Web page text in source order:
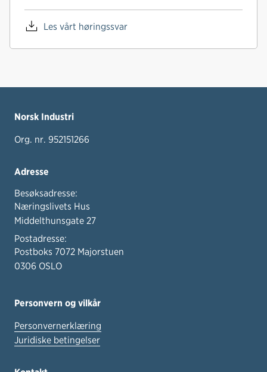
k
n
Les vårt høringssvar
Norsk Industri
Org. nr. 952151266
Adresse
Besøksadresse:
Næringslivets Hus
Middelthunsgate 27
Postadresse:
Postboks 7072 Majorstuen
0306 OSLO
Personvern og vilkår
Personvernerklæring
Juridiske betingelser